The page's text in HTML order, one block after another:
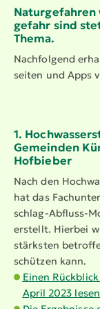
gefahr sind
Thema.
Nachfolgend
seiten und Apps
1.
Gemeinden
Hofbieber
Nach den
hat das
schlag-Abfluss-
erstellt. Hierbei
stärksten
schützen kann.
Einen
April 2023